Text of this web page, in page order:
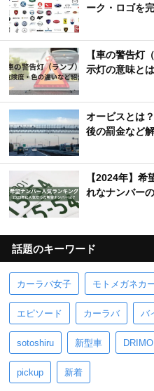
ーク・ロゴを
【車の警告灯
示灯の意味と
オービスとは
後の罰金など
【2024年】
れなナンバー
話題のキーワード
カーラバ女子 モトメガネカ
エピソード カーラバ バ
sotoshiru 新型車 DRIMO
pickup 新着